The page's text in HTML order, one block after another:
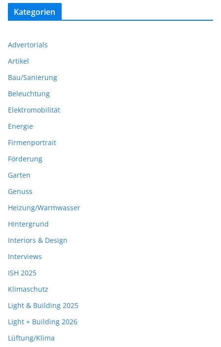
Kategorien
Advertorials
Artikel
Bau/Sanierung
Beleuchtung
Elektromobilität
Energie
Firmenportrait
Förderung
Garten
Genuss
Heizung/Warmwasser
Hintergrund
Interiors & Design
Interviews
ISH 2025
Klimaschutz
Light & Building 2025
Light + Building 2026
Lüftung/Klima